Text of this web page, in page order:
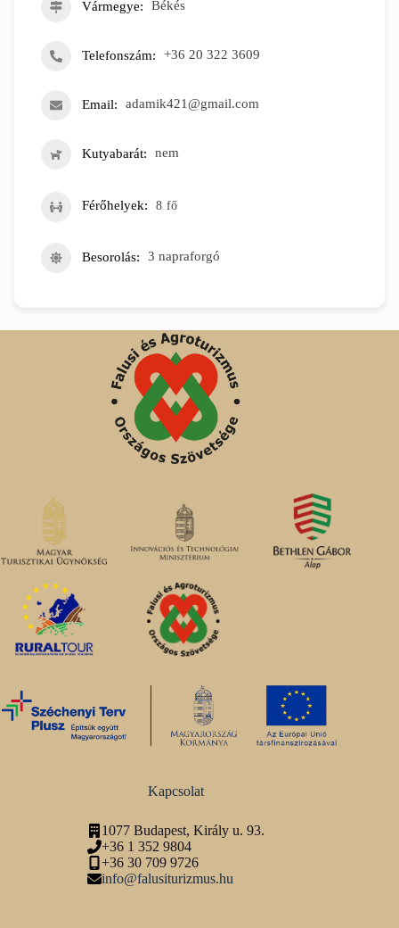
Vármegye Békés
Telefonszám +36 20 322 3609
Email adamik421@gmail.com
Kutyabarát nem
Férőhelyek 8 fő
Besorolás 3 napraforgó
Kapcsolat
1077 Budapest, Király u. 93.
+36 1 352 9804
+36 30 709 9726
info@falusiturizmus.hu